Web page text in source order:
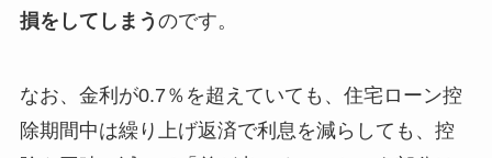
損をしてしまう のです。
なお、金利が0.7％を超えていても、住宅ローン控
除期間中は繰り上げ返済で利息を減らしても、控